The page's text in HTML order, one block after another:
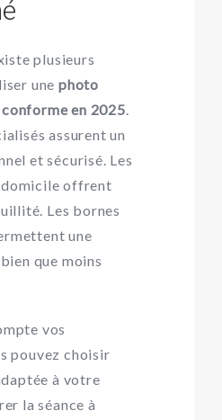
plusieurs
unephoto
en 2025.
assurent un
et sécurisé. Les
offrent
Les bornes
une
que moins
vos
pouvez choisir
à votre
la séance à